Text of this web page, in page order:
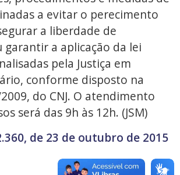
a evitar o perecimento
a liberdade de
garantir a aplicação da lei
pela Justiça em
conforme disposto na
do CNJ. O atendimento
será das 9h às 12h. (JSM)
de 23 de outubro de 2015